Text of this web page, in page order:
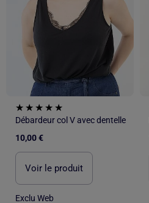
Débardeur col V avec dentelle
10,00 €
Voir le produit
Exclu Web